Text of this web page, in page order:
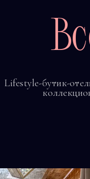
Lifestyle-бутик-